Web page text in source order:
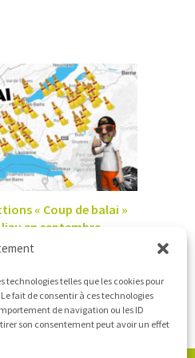
technologies telles que les cookies pour
fait de consentir à ces technologies
de navigation ou les ID
son consentement peut avoir un effet
« Coup de balai »
en septembre
17/08/2021